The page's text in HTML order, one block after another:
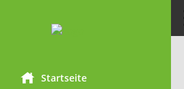
Startseite